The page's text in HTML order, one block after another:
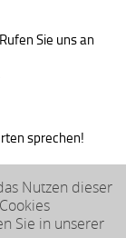
Sie uns an
sprechen!
Nutzen dieser
Sie in unserer